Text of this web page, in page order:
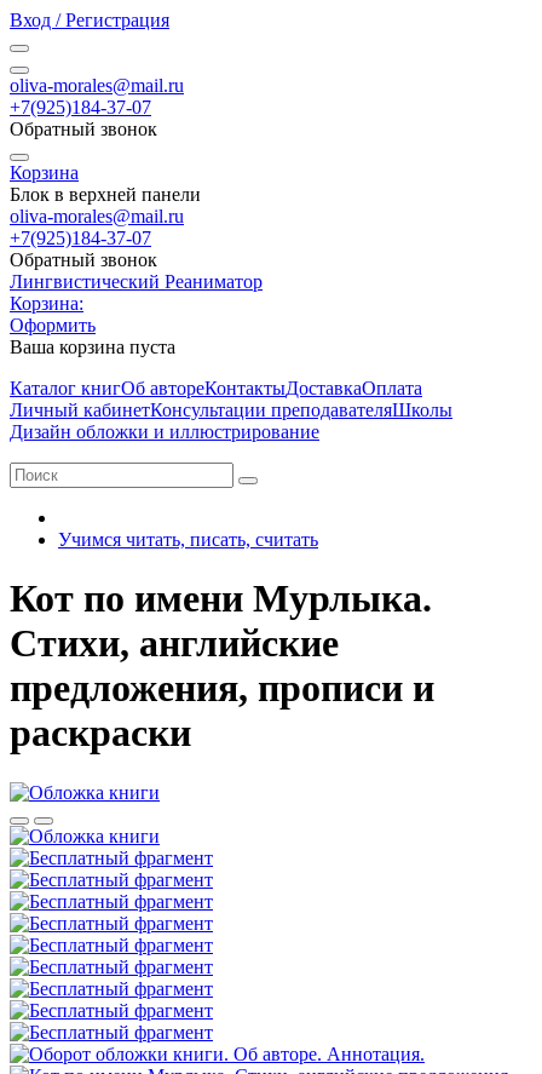
Вход / Регистрация
oliva-morales@mail.ru
+7(925)184-37-07
Обратный звонок
Корзина
Блок в верхней панели
oliva-morales@mail.ru
+7(925)184-37-07
Обратный звонок
Лингвистический Реаниматор
Корзина:
Оформить
Ваша корзина пуста
Каталог книгОб автореКонтактыДоставкаОплата
Личный кабинетКонсультации преподавателяШколы
Дизайн обложки и иллюстрирование
Учимся читать, писать, считать
Кот по имени Мурлыка.
Стихи, английские
предложения, прописи и
раскраски